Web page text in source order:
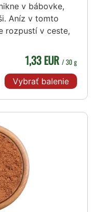
v bábovke,
Aníz v tomto
rozpustí v ceste,
1,33 EUR / 30 g
Vybrať balenie